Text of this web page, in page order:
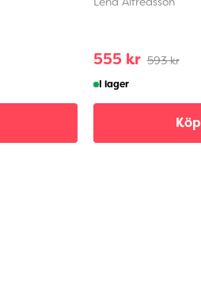
555 kr 593 kr
I lager
Köp